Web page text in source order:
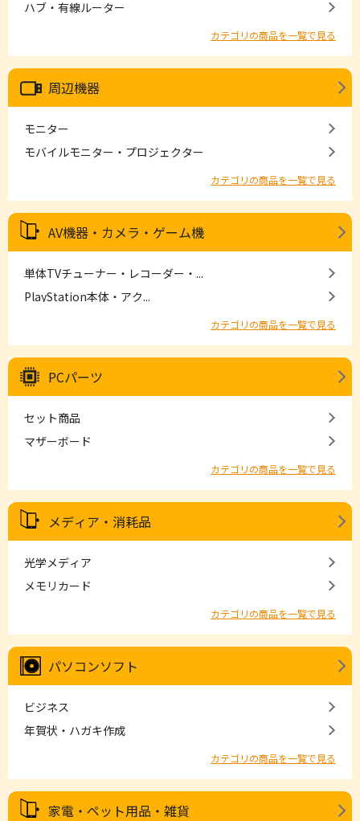
ハブ・有線ルーター
カテゴリの商品を一覧で見る
周辺機器
モニター
モバイルモニター・プロジェクター
カテゴリの商品を一覧で見る
AV機器・カメラ・ゲーム機
単体TVチューナー・レコーダー・...
PlayStation本体・アク...
カテゴリの商品を一覧で見る
PCパーツ
セット商品
マザーボード
カテゴリの商品を一覧で見る
メディア・消耗品
光学メディア
メモリカード
カテゴリの商品を一覧で見る
パソコンソフト
ビジネス
年賀状・ハガキ作成
カテゴリの商品を一覧で見る
家電・ペット用品・雑貨